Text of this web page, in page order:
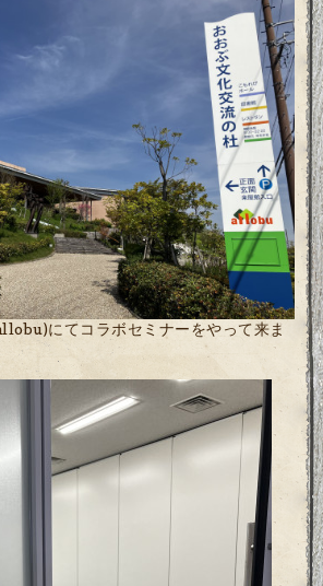
にてコラボセミナーをやって来ま